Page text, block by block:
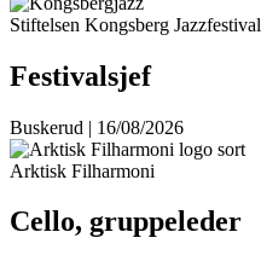
Stiftelsen Kongsberg Jazzfestival
Festivalsjef
Buskerud | 16/08/2026
Arktisk Filharmoni
Cello, gruppeleder